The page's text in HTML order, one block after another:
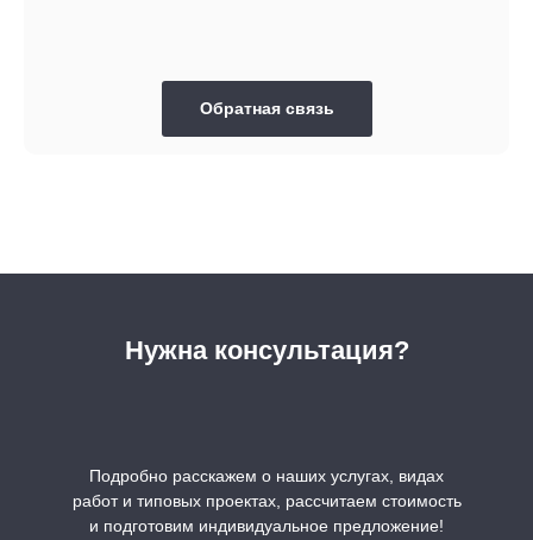
Обратная связь
Нужна консультация?
Подробно расскажем о наших услугах, видах
работ и типовых проектах, рассчитаем стоимость
и подготовим индивидуальное предложение!